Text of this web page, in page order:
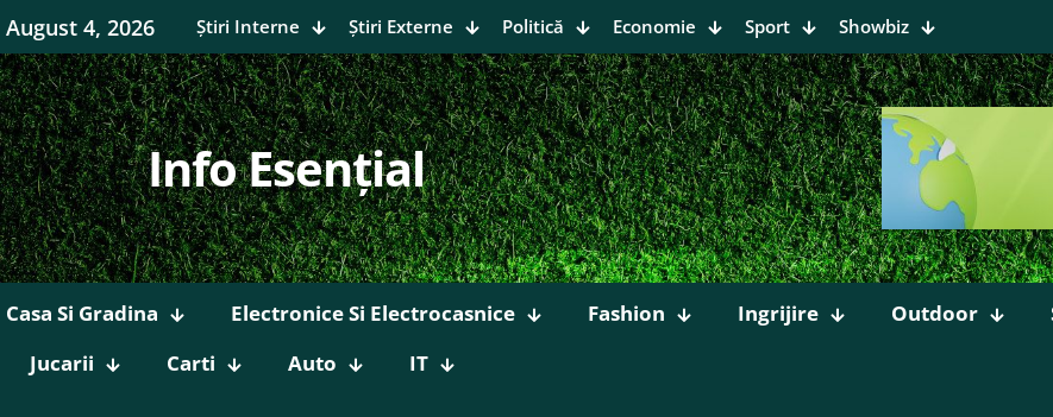
August 4, 2026 Știri Interne Știri Externe Politică Economie Sport Showbiz
Info Esențial
Casa Si Gradina Electronice Si Electrocasnice Fashion Ingrijire Outdoor
Jucarii
Carti Auto IT